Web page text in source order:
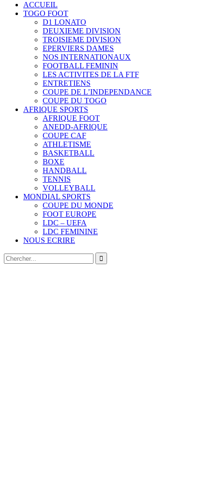
ACCUEIL
TOGO FOOT
D1 LONATO
DEUXIEME DIVISION
TROISIEME DIVISION
EPERVIERS DAMES
NOS INTERNATIONAUX
FOOTBALL FEMININ
LES ACTIVITES DE LA FTF
ENTRETIENS
COUPE DE L’INDEPENDANCE
COUPE DU TOGO
AFRIQUE SPORTS
AFRIQUE FOOT
ANEDD-AFRIQUE
COUPE CAF
ATHLETISME
BASKETBALL
BOXE
HANDBALL
TENNIS
VOLLEYBALL
MONDIAL SPORTS
COUPE DU MONDE
FOOT EUROPE
LDC – UEFA
LDC FEMININE
NOUS ECRIRE